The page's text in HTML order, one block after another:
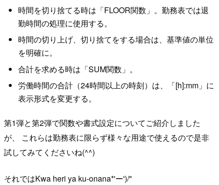
時間を切り捨てる時は「FLOOR関数」。勤務表では退
勤時間の処理に使用する。
時間の切り上げ、切り捨てをする場合は、基準値の単位
を明確に。
合計を求める時は「SUM関数」。
労働時間の合計（24時間以上の時刻）は、「[h]:mm」に
表示形式を変更する。
第1弾と第2弾で関数や書式設定についてご紹介しました
が、 これらは勤務表に限らず様々な用途で使えるので是非
試してみてくださいね(^^)
それではKwa heri ya ku-onana*'ー')/"